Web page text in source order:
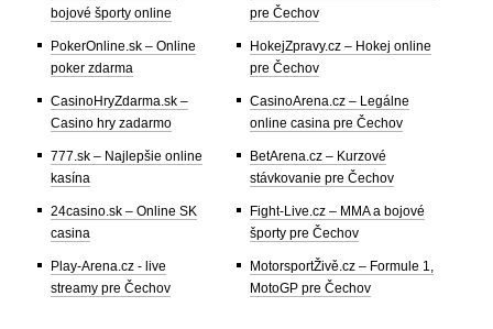
bojové športy online
PokerOnline.sk – Online
poker zdarma
CasinoHryZdarma.sk –
Casino hry zadarmo
777.sk – Najlepšie online
kasína
24casino.sk – Online SK
casina
Play-Arena.cz - live
streamy pre Čechov
pre Čechov
HokejZpravy.cz – Hokej online
pre Čechov
CasinoArena.cz – Legálne
online casina pre Čechov
BetArena.cz – Kurzové
stávkovanie pre Čechov
Fight-Live.cz – MMA a bojové
športy pre Čechov
MotorsportŽivě.cz – Formule 1,
MotoGP pre Čechov